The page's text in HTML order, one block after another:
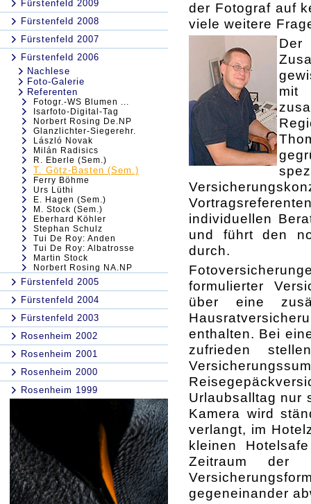
Fürstenfeld 2009
Fürstenfeld 2008
Fürstenfeld 2007
Fürstenfeld 2006
Nachlese
Foto-Galerie
Referenten
Fotogr.-WS Blumen ...
Isarfoto-Digital-Tag
Norbert Rosing De.NP
Glanzlichter-Siegerehr.
László Novak
Milán Radisics
R. Eberle (Sem.)
T. Götz-Basten (Sem.)
Ferry Böhme
Urs Lüthi
E. Hagen (Sem.)
M. Stock (Sem.)
Eberhard Köhler
Stephan Schulz
Tui De Roy: Anden
Tui De Roy: Albatrosse
Martin Stock
Norbert Rosing NA.NP
Fürstenfeld 2005
Fürstenfeld 2004
Fürstenfeld 2003
Rosenheim 2002
Rosenheim 2001
Rosenheim 2000
Rosenheim 1999
der Fotograf auf
viele weitere
Der
mit
individuellen
und führt den
durch.
formulierter
über eine
enthalten. Bei
zufrieden
Urlaubsalltag nur
Kamera wird
verlangt, im
kleinen
Zeitraum der
gegeneinander